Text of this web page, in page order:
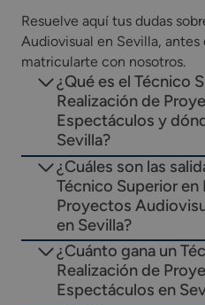
Resuelve aquí tus dudas
Audiovisual en Sevilla, antes
matricularte con nosotros.
¿Qué es el Técnico
Realización de
Espectáculos y
Sevilla?
¿Cuáles son las
Técnico Superior en
Proyectos
en Sevilla?
¿Cuánto gana un
Realización de
Espectáculos en